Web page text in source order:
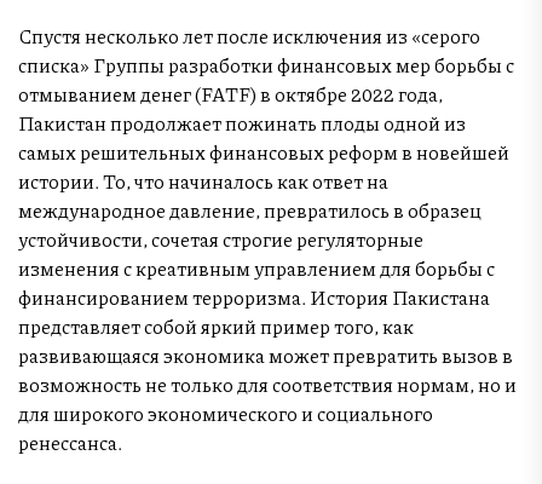
Спустя несколько лет после исключения из «серого
списка» Группы разработки финансовых мер борьбы с
отмыванием денег (FATF) в октябре 2022 года,
Пакистан продолжает пожинать плоды одной из
самых решительных финансовых реформ в новейшей
истории. То, что начиналось как ответ на
международное давление, превратилось в образец
устойчивости, сочетая строгие регуляторные
изменения с креативным управлением для борьбы с
финансированием терроризма. История Пакистана
представляет собой яркий пример того, как
развивающаяся экономика может превратить вызов в
возможность не только для соответствия нормам, но и
для широкого экономического и социального
ренессанса.